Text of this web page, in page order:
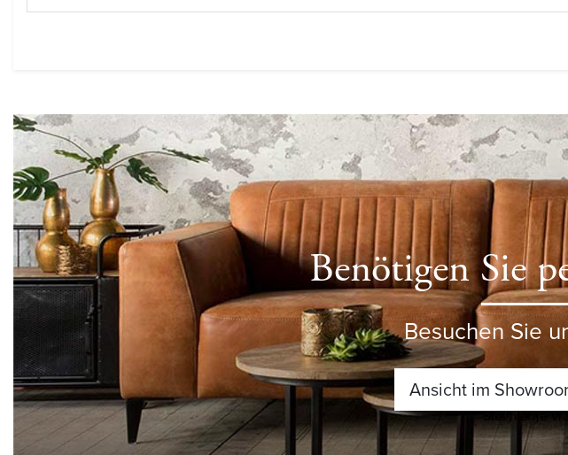
Benötigen Sie
Besuchen Sie
Ansicht im